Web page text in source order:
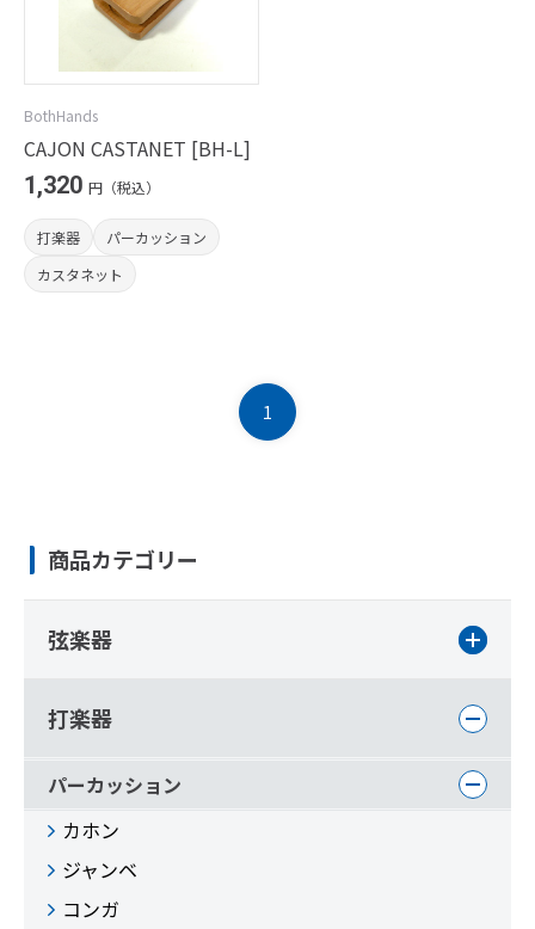
BothHands
CAJON CASTANET [BH-L]
1,320 円（税込）
打楽器
パーカッション
カスタネット
1
商品カテゴリー
弦楽器
打楽器
パーカッション
カホン
ジャンベ
コンガ